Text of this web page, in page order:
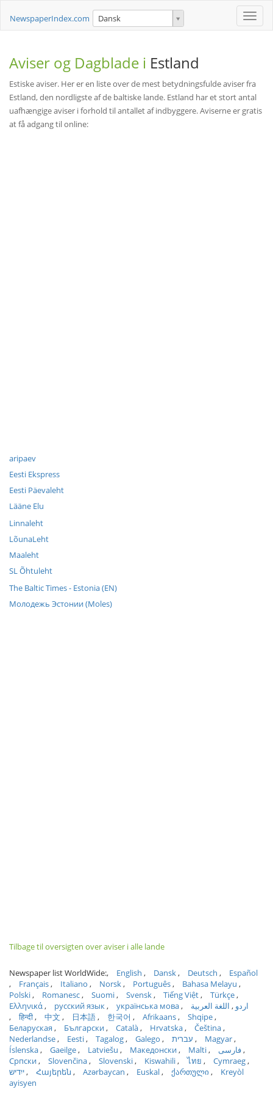
Toggle
NewspaperIndex.com Dansk
Aviser og Dagblade i Estland
Estiske aviser. Her er en liste over de mest betydningsfulde aviser fra
Estland, den nordligste af de baltiske lande. Estland har et stort antal
uafhængige aviser i forhold til antallet af indbyggere. Aviserne er gratis
at få adgang til online:
aripaev
Eesti Ekspress
Eesti Päevaleht
Lääne Elu
Linnaleht
LõunaLeht
Maaleht
SL Õhtuleht
The Baltic Times - Estonia (EN)
Молодежь Эстонии (Moles)
Tilbage til oversigten over aviser i alle lande
Newspaper list WorldWide: English Dansk Deutsch
Español
Français
Italiano Norsk Português
Bahasa Melayu
Polski
Romanesc Suomi Svensk Tiếng Việt
Türkçe
Ελληνικά
русский язык українська мова اردو
اللغة العربية
हिन्दी
中文 日本語 한국어 Afrikaans
Shqipe
Беларуская
Български Català Hrvatska
Čeština
Nederlandse
Eesti Tagalog Galego עברית
Magyar
Íslenska
Gaeilge Latviešu Македонски Malti
فارسی
Српски
Slovenčina Slovenski Kiswahili ไทย
Cymraeg
ייִדיש
Հայերեն Azərbaycan Euskal ქართული
Kreyòl
ayisyen